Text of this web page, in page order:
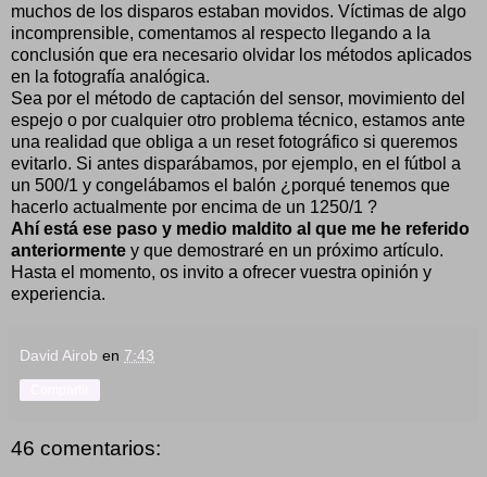
muchos de los disparos estaban movidos. Víctimas de algo
incomprensible, comentamos al respecto llegando a la
conclusión que era necesario olvidar los métodos aplicados
en la fotografía analógica.
Sea por el método de captación del sensor, movimiento del
espejo o por cualquier otro problema técnico, estamos ante
una realidad que obliga a un reset fotográfico si queremos
evitarlo. Si antes disparábamos, por ejemplo, en el fútbol a
un 500/1 y congelábamos el balón ¿porqué tenemos que
hacerlo actualmente por encima de un 1250/1 ?
Ahí está ese paso y medio maldito al que me he referido
anteriormente y que demostraré en un próximo artículo.
Hasta el momento, os invito a ofrecer vuestra opinión y
experiencia.
David Airob en 7:43
46 comentarios: